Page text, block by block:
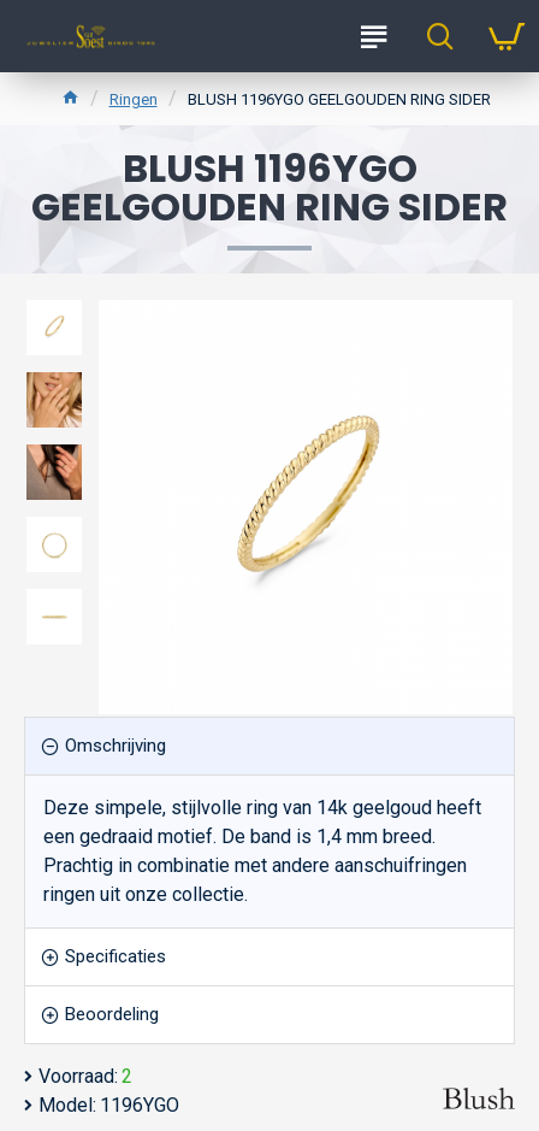
Ringen BLUSH 1196YGO GEELGOUDEN RING SIDER
BLUSH 1196YGO
GEELGOUDEN RING SIDER
Omschrijving
Deze simpele, stijlvolle ring van 14k geelgoud heeft
een gedraaid motief. De band is 1,4 mm breed.
Prachtig in combinatie met andere aanschuifringen
ringen uit onze collectie.
Specificaties
Beoordeling
Voorraad: 2
Model: 1196YGO